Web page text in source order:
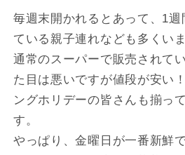
毎週末開かれるとあって、1
ている親子連れなども多くいま
通常のスーパーで販売されて
た目は悪いですが値段が安い
ングホリデーの皆さんも揃っ
す。
やっぱり、金曜日が一番新鮮